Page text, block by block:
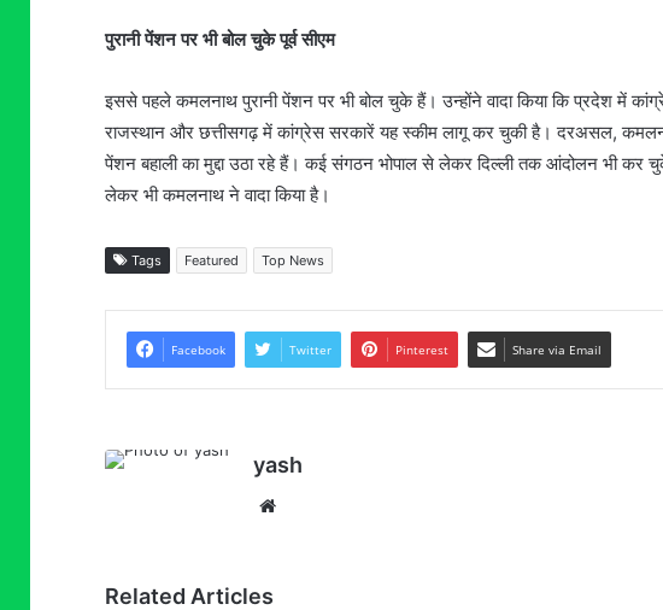
पुरानी पेंशन पर भी बोल चुके पूर्व सीएम
इससे पहले कमलनाथ पुरानी पेंशन पर भी बोल चुके हैं। उन्होंने वादा किया कि प्रदेश में
राजस्थान और छत्तीसगढ़ में कांग्रेस सरकारें यह स्कीम लागू कर चुकी है। दरअसल,
पेंशन बहाली का मुद्दा उठा रहे हैं। कई संगठन भोपाल से लेकर दिल्ली तक आंदोलन भी कर चुके
लेकर भी कमलनाथ ने वादा किया है।
Tags Featured Top News
Facebook Twitter Pinterest Share via Email
yash
Website
Related Articles